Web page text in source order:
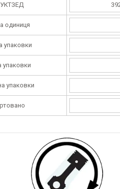
одиниця
упаковки
упаковки
упаковки